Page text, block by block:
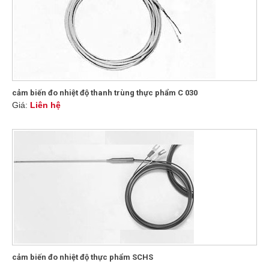
cảm biến đo nhiệt độ thanh trùng thực phẩm C 030
Giá: Liên hệ
cảm biến đo nhiệt độ thực phẩm SCHS